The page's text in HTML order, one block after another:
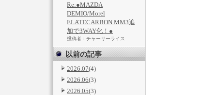
Re:●MAZDA
DEMIO/Morel
ELATECARBON MM3追
加で3WAY化！●
投稿者：チャーリーライス
以前の記事
2026.07(4)
2026.06(3)
2026.05(3)